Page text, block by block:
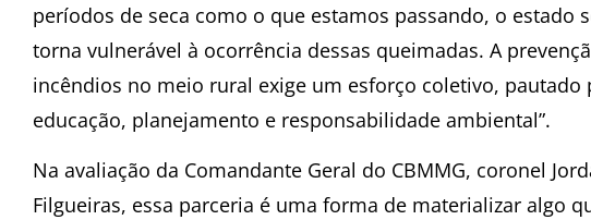
períodos de seca como o que estamos passando, o estado
torna vulnerável à ocorrência dessas queimadas. A
incêndios no meio rural exige um esforço coletivo, pautado
educação, planejamento e responsabilidade ambiental”.
Na avaliação da Comandante Geral do CBMMG, coronel
Filgueiras, essa parceria é uma forma de materializar algo